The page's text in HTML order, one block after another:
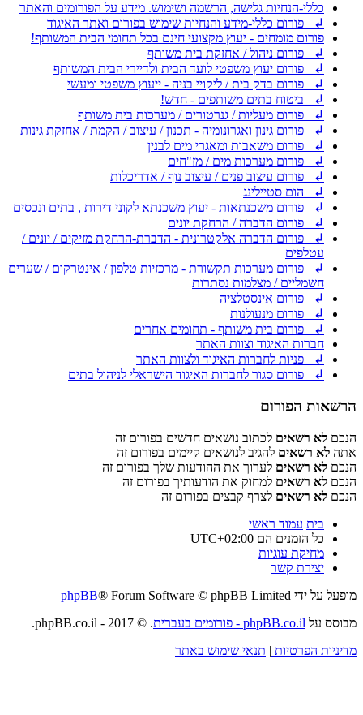
כללי-הנחיות גלישה, הרשמה ושימוש. מידע על הפורומים והאתר
↲ פורום כללי-מידע והנחיות שימוש בפורום ואתר האיגוד
פורום מומחים - יעוץ מקצועי חינם בכל תחומי הבית המשותף!
↲ פורום ניהול / אחזקת בית משותף
↲ פורום יעוץ משפטי לועד הבית ולדיירי הבית המשותף
↲ פורום בדק בית / ליקויי בניה - ייעוץ משפטי ומעשי
↲ ביטוח בתים משותפים - חדש!
↲ פורום מעליות / גנרטורים / מערכות בית משותף
↲ פורום גינון ואגרונומיה - תכנון / עיצוב / הקמת / אחזקת גינות
↲ פורום משאבות ומאגרי מים לבנין
↲ פורום מערכות מים / מז"חים
↲ פורום עיצוב פנים / עיצוב נוף / אדריכלות
↲ הום סטיילינג
↲ פורום משכנתאות - יעוץ משכנתא לקוני דירות , בתים ונכסים
↲ פורום הדברה / הרחקת יונים
↲ פורום הדברה אלקטרונית - הדברת-הרחקת מזיקים / יונים /
עטלפים
↲ פורום מערכות תקשורת - מרכזיות טלפון / אינטרקום / שערים
חשמליים / מצלמות נסתרות
↲ פורום אינסטלציה
↲ פורום מנעולנות
↲ פורום בית משותף - תחומים אחרים
חברות האיגוד וצוות האתר
↲ פניות לחברות האיגוד ולצוות האתר
↲ פורום סגור לחברות האיגוד הישראלי לניהול בתים
הרשאות הפורום
הנכם לא רשאים לכתוב נושאים חדשים בפורום זה
אתה לא רשאים להגיב לנושאים קיימים בפורום זה
הנכם לא רשאים לערוך את ההודעות שלך בפורום זה
הנכם לא רשאים למחוק את הודעותיך בפורום זה
הנכם לא רשאים לצרף קבצים בפורום זה
בית עמוד ראשי
כל הזמנים הם UTC+02:00
מחיקת עוגיות
יצירת קשר
מופעל על ידי
phpBB® Forum Software © phpBB Limited
מבוסס על phpBB.co.il - פורומים בעברית
. © 2017 - phpBB.co.il.
מדיניות הפרטיות | תנאי שימוש באתר